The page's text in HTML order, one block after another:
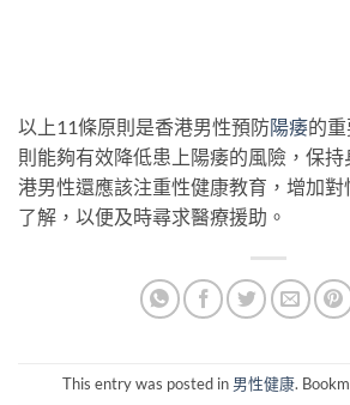
以上11條原則是香港男性預防陽痿的
則能夠有效降低患上陽痿的風險，保
港男性還應該注重性健康教育，增加
了解，以便及時尋求醫療援助。
This entry was posted in 男性健康.